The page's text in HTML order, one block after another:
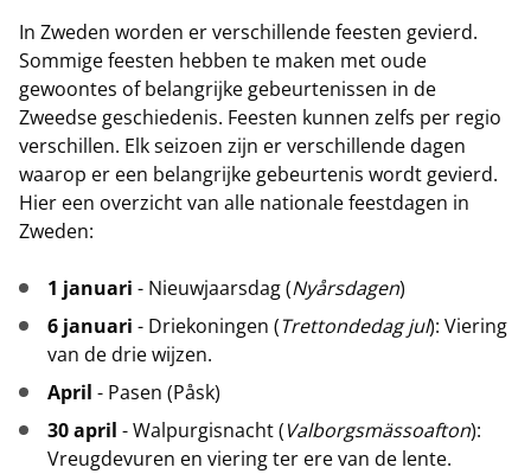
In Zweden worden er verschillende feesten gevierd.
Sommige feesten hebben te maken met oude
gewoontes of belangrijke gebeurtenissen in de
Zweedse geschiedenis. Feesten kunnen zelfs per regio
verschillen. Elk seizoen zijn er verschillende dagen
waarop er een belangrijke gebeurtenis wordt gevierd.
Hier een overzicht van alle nationale feestdagen in
Zweden:
1 januari - Nieuwjaarsdag (Nyårsdagen)
6 januari - Driekoningen (Trettondedag jul): Viering
van de drie wijzen.
April - Pasen (Påsk)
30 april - Walpurgisnacht (Valborgsmässoafton):
Vreugdevuren en viering ter ere van de lente.